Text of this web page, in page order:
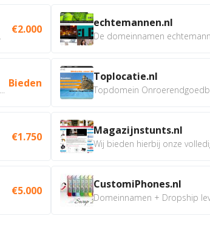
€2.000
Bieden
€1.750
€5.000
echtemannen.nl
De domeinnamen
Toplocatie.nl
Topdomein
Magazijnstunts.nl
Wij bieden hierbij onze
CustomiPhones.nl
Domeinnamen + Dropship